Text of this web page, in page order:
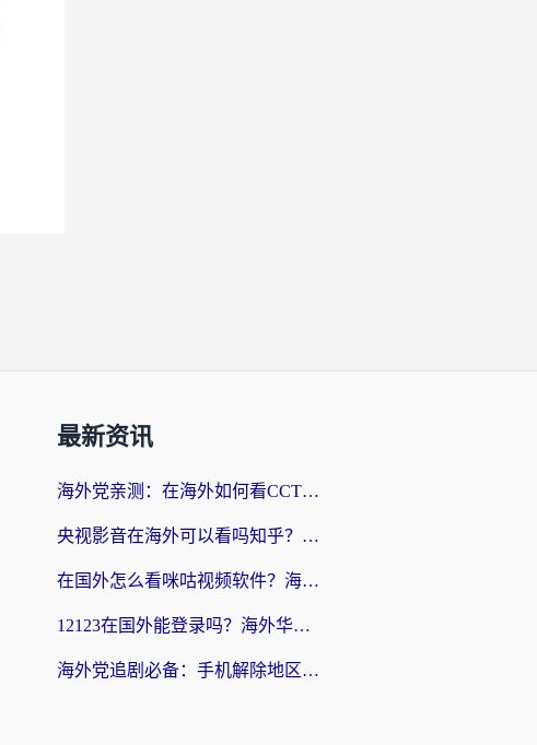
最新资讯
海外党亲测：在海外如何看CCTV？告别“仅限大陆播放”的实用指南
央视影音在海外可以看吗知乎？留学生亲测：3步解决地域限制+追剧自由
在国外怎么看咪咕视频软件？海外党亲测有效的回国加速方案
12123在国外能登录吗？海外华人必看的回国加速实用指南
海外党追剧必备：手机解除地区限制app怎么选？解决央视视频&国内剧地区限制全指南